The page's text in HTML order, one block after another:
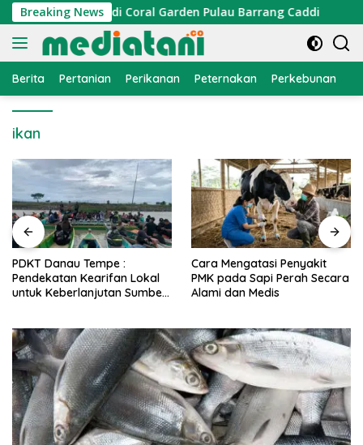
Langsung
ke
konten
Breaking News
Dipasang di Coral Garden Pulau Barrang Caddi
Berita Pertanian Perikanan Peternakan Perkebunan
ikan
PDKT Danau Tempe :
Pendekatan Kearifan Lokal
untuk Keberlanjutan Sumber
Cara Mengatasi Penyakit
PMK pada Sapi Perah Secara
Alami dan Medis